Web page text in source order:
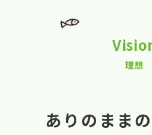
理想
ありのままの